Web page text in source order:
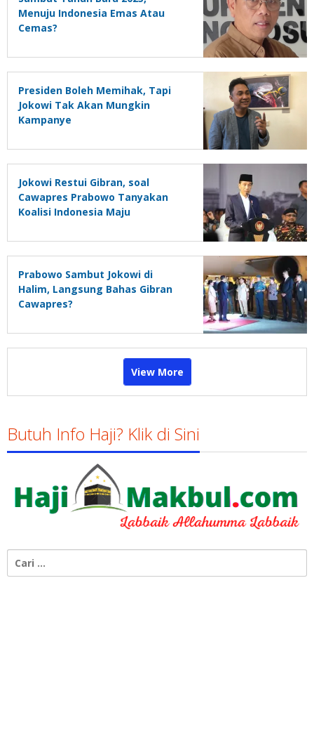
Menuju Indonesia Emas Atau
Cemas?
Presiden Boleh Memihak, Tapi
Jokowi Tak Akan Mungkin
Kampanye
Jokowi Restui Gibran, soal
Cawapres Prabowo Tanyakan
Koalisi Indonesia Maju
Prabowo Sambut Jokowi di
Halim, Langsung Bahas Gibran
Cawapres?
View More
Butuh Info Haji? Klik di Sini
untuk: